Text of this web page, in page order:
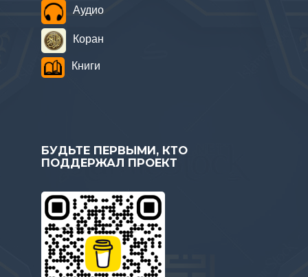
Аудио
Коран
Книги
БУДЬТЕ ПЕРВЫМИ, КТО
ПОДДЕРЖАЛ ПРОЕКТ